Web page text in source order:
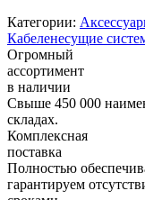
Категории:
Кабеленесущие
Огромный
ассортимент
в наличии
Свыше 450 000
складах.
Комплексная
поставка
Полностью
гарантируем